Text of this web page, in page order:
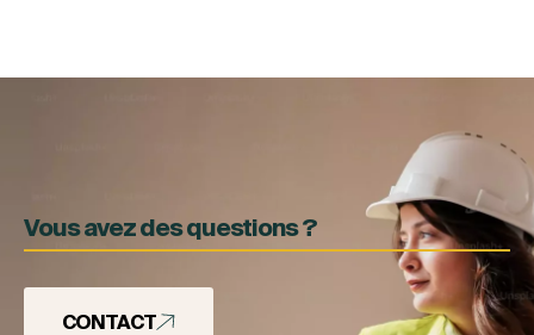
Vous avez des questions ?
CONTACT